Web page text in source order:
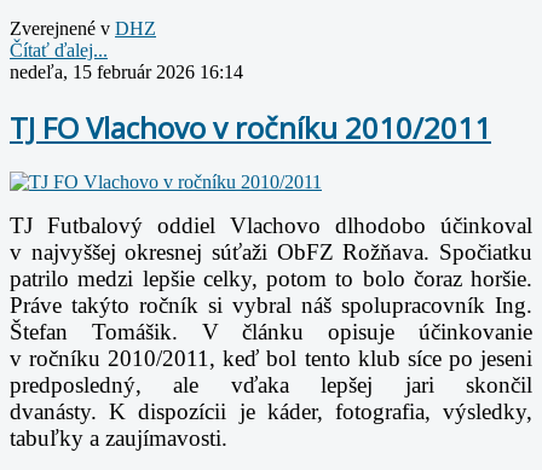
Zverejnené v DHZ
Čítať ďalej...
nedeľa, 15 február 2026 16:14
TJ FO Vlachovo v ročníku 2010/2011
TJ Futbalový oddiel Vlachovo dlhodobo účinkoval
v najvyššej okresnej súťaži ObFZ Rožňava. Spočiatku
patrilo medzi lepšie celky, potom to bolo čoraz horšie.
Práve takýto ročník si vybral náš spolupracovník Ing.
Štefan Tomášik. V článku opisuje účinkovanie
v ročníku 2010/2011, keď bol tento klub síce po jeseni
predposledný, ale vďaka lepšej jari skončil
dvanásty.K dispozícii je káder, fotografia, výsledky,
tabuľky a zaujímavosti.